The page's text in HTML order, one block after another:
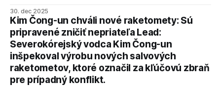
kľúčové pre úspešné dosiahnutie prímeria v Gaze. Agentúra
AFP informuje, že Trump vyjadril presvedčenie, že Izrael plní
podmienky dohody o prí
30. dec 2025
Kim Čong-un chváli nové raketomety: Sú
pripravené zničiť nepriateľa Lead:
Severokórejský vodca Kim Čong-un
inšpekoval výrobu nových salvových
raketometov, ktoré označil za kľúčovú zbraň
pre prípadný konflikt.